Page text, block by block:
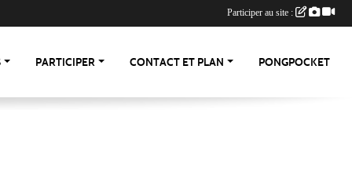
PARTICIPER CONTACT ET PLAN PONGPOCKET
Participer au site :